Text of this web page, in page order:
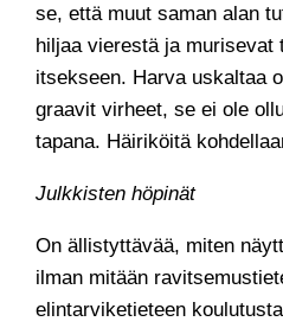
se, että muut saman alan
hiljaa vierestä ja
itsekseen. Harva uskaltaa
graavit virheet, se ei ole
tapana. Häiriköitä
Julkkisten höpinät
On ällistyttävää, miten
ilman mitään
elintarviketieteen